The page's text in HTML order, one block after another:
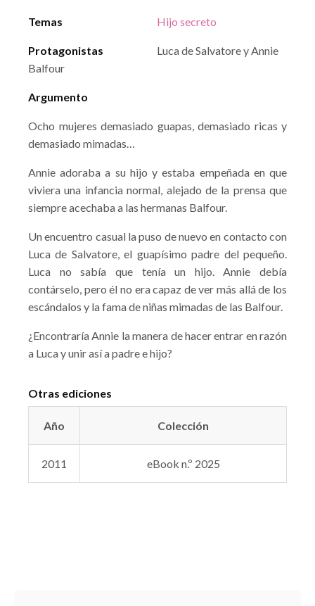
Temas Hijo secreto
Protagonistas
Luca de Salvatore y Annie
Balfour
Argumento
Ocho mujeres demasiado guapas, demasiado ricas y
demasiado mimadas…
Annie adoraba a su hijo y estaba empeñada en que
viviera una infancia normal, alejado de la prensa que
siempre acechaba a las hermanas Balfour.
Un encuentro casual la puso de nuevo en contacto con
Luca de Salvatore, el guapísimo padre del pequeño.
Luca no sabía que tenía un hijo. Annie debía
contárselo, pero él no era capaz de ver más allá de los
escándalos y la fama de niñas mimadas de las Balfour.
¿Encontraría Annie la manera de hacer entrar en razón
a Luca y unir así a padre e hijo?
Otras ediciones
Año Colección
2011 eBook n.º 2025